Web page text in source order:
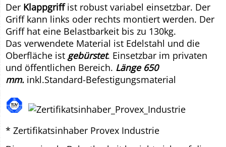
Der Klappgriffist robust variabel einsetzbar. Der
Griff kann links oder rechts montiert werden. Der
Griff hat eine Belastbarkeit bis zu 130kg.
Das verwendete Material ist Edelstahl und die
Oberfläche ist gebürstet. Einsetzbar im privaten
und öffentlichen Bereich. Länge 650
mm. inkl.Standard-Befestigungsmaterial
* Zertifikatsinhaber Provex Industrie